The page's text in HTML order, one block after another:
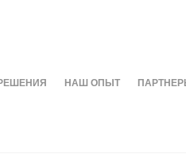
НАШ ОПЫТ